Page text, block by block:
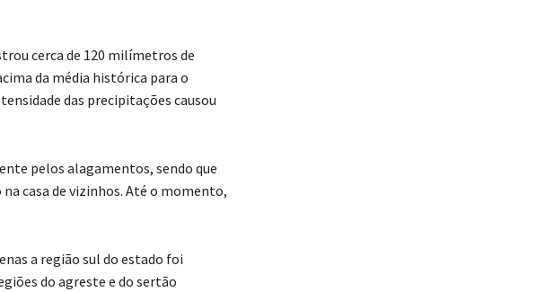
cerca de 120 milímetros de
da média histórica para o
das precipitações causou
pelos alagamentos, sendo que
casa de vizinhos. Até o momento,
a região sul do estado foi
do agreste e do sertão